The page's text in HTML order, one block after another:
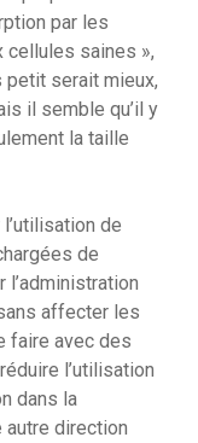
par les
cellules saines »,
petit serait mieux,
il semble qu’il y
la taille
de
de
affecter les
faire avec des
l’utilisation
dans la
direction